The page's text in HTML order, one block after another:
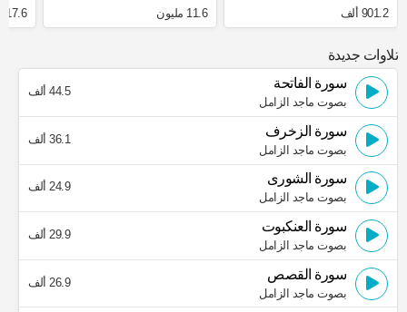
901.2 ألف
11.6 مليون
17.6 ألف
تلاوات جديدة
سورة الفاتحة
بصوت ماجد الزامل
44.5 ألف
سورة الزخرف
بصوت ماجد الزامل
36.1 ألف
سورة الشورى
بصوت ماجد الزامل
24.9 ألف
سورة العنكبوت
بصوت ماجد الزامل
29.9 ألف
سورة القصص
بصوت ماجد الزامل
26.9 ألف